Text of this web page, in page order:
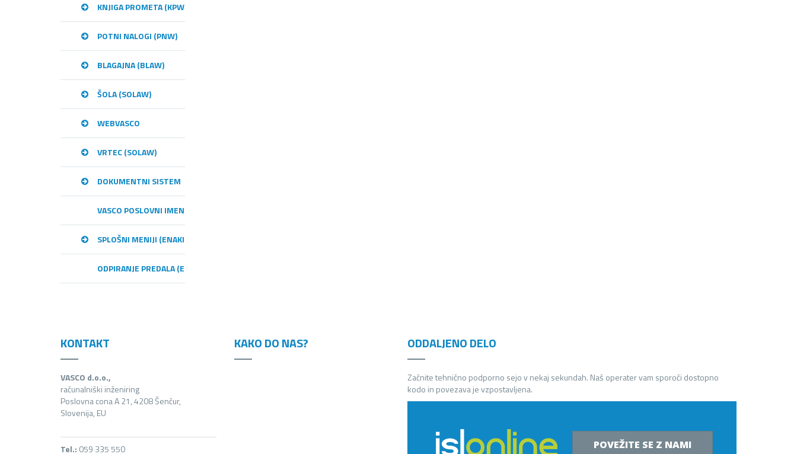
KNJIGA PROMETA (KPW)
POTNI NALOGI (PNW)
BLAGAJNA (BLAW)
ŠOLA (SOLAW)
WEBVASCO
VRTEC (SOLAW)
DOKUMENTNI SISTEM
VASCO POSLOVNI IMENIK – VPI
SPLOŠNI MENIJI (ENAKI MED PROGRAMI)
ODPIRANJE PREDALA (E-RAČUNI)
KONTAKT
VASCO d.o.o.,
računalniški inženiring
Poslovna cona A 21, 4208 Šenčur,
Slovenija, EU
Tel.: 059 335 550
KAKO DO NAS? ODDALJENO DELO
Začnite tehnično podporno sejo v nekaj sekundah. Naš operater vam sporoči dostopno
kodo in povezava je vzpostavljena.
POVEŽITE SE Z NAMI